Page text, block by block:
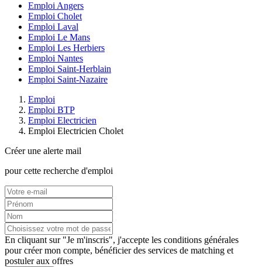
Emploi Angers
Emploi Cholet
Emploi Laval
Emploi Le Mans
Emploi Les Herbiers
Emploi Nantes
Emploi Saint-Herblain
Emploi Saint-Nazaire
Emploi
Emploi BTP
Emploi Electricien
Emploi Electricien Cholet
Créer une alerte mail
pour cette recherche d'emploi
En cliquant sur "Je m'inscris", j'accepte les conditions générales
pour créer mon compte, bénéficier des services de matching et
postuler aux offres